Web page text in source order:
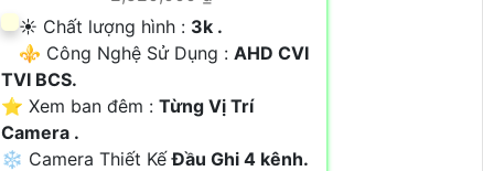
☀️ Chất lượng hình : 3k .
⚜️ Công Nghệ Sử Dụng : AHD CVI
TVI BCS.
⭐ Xem ban đêm : Từng Vị Trí
Camera .
❄ Camera Thiết KếĐầu Ghi 4 kênh.